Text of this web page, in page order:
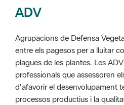
ADV
Agrupacions de Defensa
entre els pagesos per a lluitar
plagues de les plantes. Les
professionals que assessoren
d'afavorir el desenvolupament
processos productius i la